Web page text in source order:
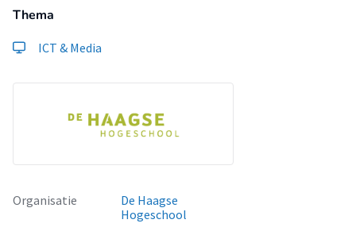
Thema
ICT & Media
Organisatie
De Haagse
Hogeschool